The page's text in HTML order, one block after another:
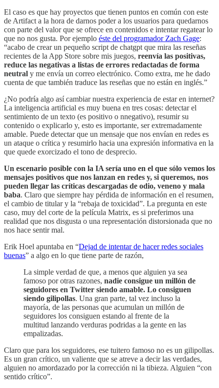
El caso es que hay proyectos que tienen puntos en común con este
de Artifact a la hora de darnos poder a los usuarios para quedarnos
con parte del valor que se ofrece en contenidos e intentar regatear lo
que no nos gusta. Por ejemplo éste del programador Zach Gage:
“acabo de crear un pequeño script de chatgpt que mira las reseñas
recientes de la App Store sobre mis juegos, reenvía las positivas,
reduce las negativas a listas de errores redactadas de forma
neutral y me envía un correo electrónico. Como extra, me he dado
cuenta de que también traduce las reseñas que no están en inglés.”
¿No podría algo así cambiar nuestra experiencia de estar en internet?
La inteligencia artificial es muy buena en tres cosas: detectar el
sentimiento de un texto (es positivo o nnegativo), resumir su
contenido o explicarlo y, esto es importante, ser extremadamente
amable. Puede detectar que un mensaje que nos envían en redes es
un ataque o crítica y resumirlo hacia una expresión informativa en la
que quede exorcizado el tono de desprecio.
Un escenario posible con la IA sería uno en el que sólo vemos los
mensajes positivos que nos lanzan en redes y, si queremos, nos
pueden llegar las críticas descargadas de odio, veneno y mala
baba. Claro que siempre hay pérdida de información en el resumen,
el cambio de titular y la “rebaja de toxicidad”. La pregunta en este
caso, muy del corte de la película Matrix, es si preferimos una
realidad que nos disgusta o una representación distorsionada que no
nos hace sentir mal.
Erik Hoel apuntaba en “Dejad de intentar de hacer redes sociales
buenas” a algo en lo que tiene parte de razón,
La simple verdad de que, a menos que alguien ya sea
famoso por otras razones, nadie consigue un millón de
seguidores en Twitter siendo amable. Lo consiguen
siendo gilipollas. Una gran parte, tal vez incluso la
mayoría, de las personas que acumulan un millón de
seguidores los consiguen estando al frente de la
multitud lanzando verduras podridas a la gente en las
empalizadas.
Claro que para los seguidores, ese tuitero famoso no es un gilipollas.
Es un gran crítico, un valiente que se atreve a decir las verdades,
alguien no amordazado por la corrección ni la tibieza. Alguien “con
sentido crítico”.